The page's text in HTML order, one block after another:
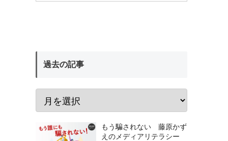
過去の記事
もう騙されない 藤原かず
えのメディアリテラシー